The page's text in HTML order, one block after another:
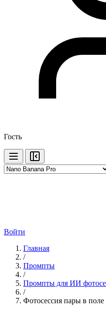
Гость
Войти
Главная
/
Промпты
/
Промпты для ИИ
/
Фотосессия пары в поле